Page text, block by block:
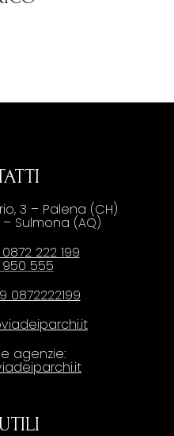
3 – Palena (CH)
– Sulmona (AQ)
222 199
555
0872222199
agenzie: